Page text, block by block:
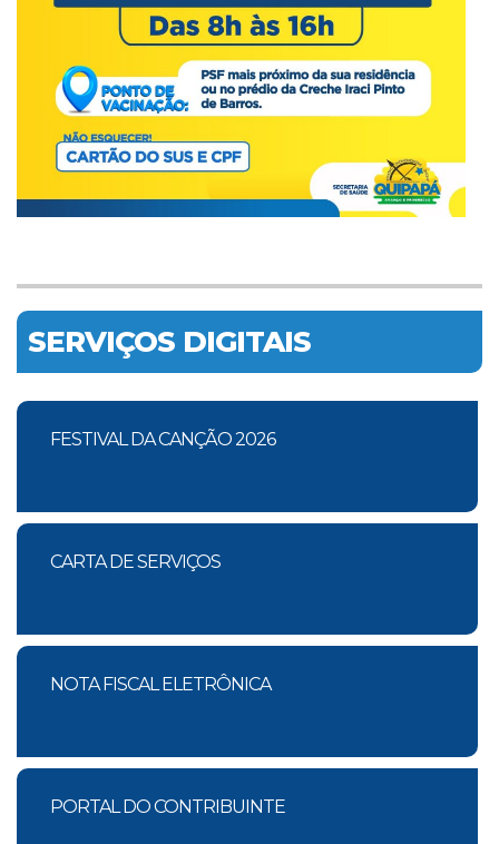
SERVIÇOS DIGITAIS
FESTIVAL DA CANÇÃO 2026
CARTA DE SERVIÇOS
NOTA FISCAL ELETRÔNICA
PORTAL DO CONTRIBUINTE